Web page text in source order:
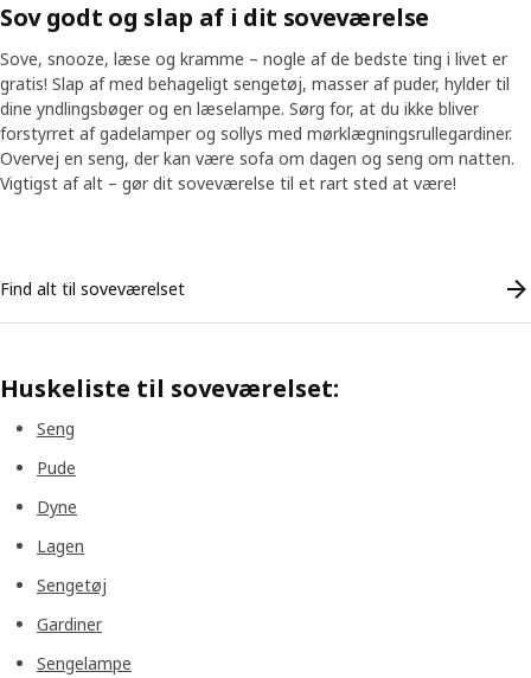
Sov godt og slap af i dit soveværelse
Sove, snooze, læse og kramme – nogle af de bedste ting i livet er
gratis! Slap af med behageligt sengetøj, masser af puder, hylder til
dine yndlingsbøger og en læselampe. Sørg for, at du ikke bliver
forstyrret af gadelamper og sollys med mørklægningsrullegardiner.
Overvej en seng, der kan være sofa om dagen og seng om natten.
Vigtigst af alt – gør dit soveværelse til et rart sted at være!
Find alt til soveværelset
Huskeliste til soveværelset:
Seng
Pude
Dyne
Lagen
Sengetøj
Gardiner
Sengelampe